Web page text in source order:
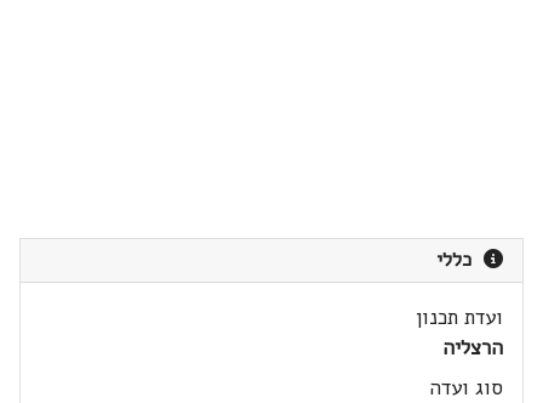
כללי
ועדת תכנון
הרצליה
סוג ועדה